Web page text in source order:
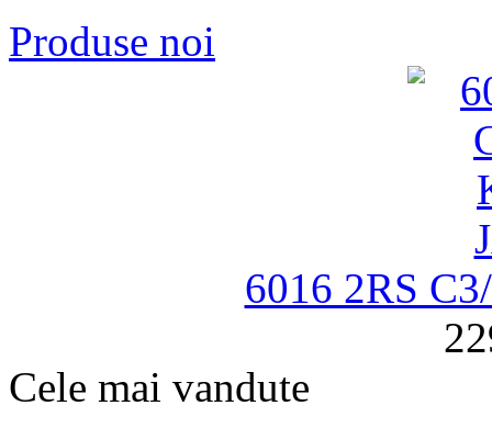
Produse noi
6016 2RS
Cele mai vandute